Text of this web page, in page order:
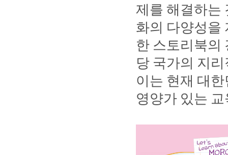
제를 해결하는
화의 다양성을
한 스토리북의
당 국가의 지리
이는 현재 대한
영양가 있는 교